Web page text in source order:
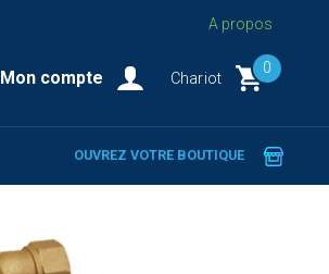
A propos
Mon compte Chariot
0
OUVREZ VOTRE BOUTIQUE